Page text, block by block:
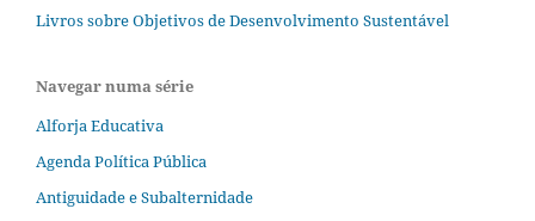
Livros sobre Objetivos de Desenvolvimento Sustentável
Navegar numa série
Alforja Educativa
Agenda Política Pública
Antiguidade e Subalternidade